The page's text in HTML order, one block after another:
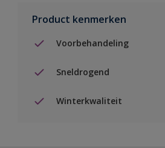
Product kenmerken
Voorbehandeling
Sneldrogend
Winterkwaliteit